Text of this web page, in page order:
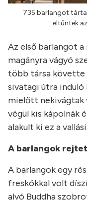
735 barlangot
eltűntek
Az első barlangot a
magányra vágyó
több társa követte
sivatagi útra
mielőtt nekivágtak
végül kis kápolnák
alakult ki ez a
A barlangok
A barlangok egy
freskókkal volt
alvó Buddha